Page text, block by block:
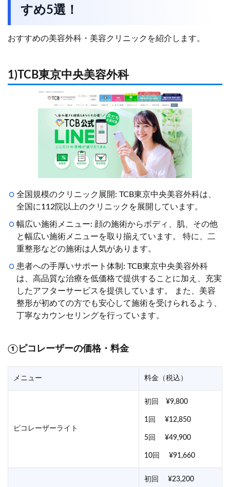
すめ5選！
おすすめの美容外科・美容クリニックを紹介します。
1)TCB東京中央美容外科
全国規模のクリニック展開: TCB東京中央美容外科は、
全国に112院以上のクリニックを展開しています。
幅広い施術メニュー: 顔の施術からボディ、肌、その他
と幅広い施術メニューを取り揃えています。 特に、二
重整形などの施術は人気があります。
患者への手厚いサポート体制: TCB東京中央美容外科
は、高品質な治療を低価格で提供することに加え、充実
したアフターサービスを提供しています。 また、美容
整形が初めての方でも安心して施術を受けられるよう、
丁寧なカウンセリングを行っています。
①ピコレーザーの価格・料金
メニュー 料金（税込）
ピコレーザーライト
初回 ¥9,800
1回 ¥12,850
5回 ¥49,900
10回 ¥91,660
初回 ¥23,200